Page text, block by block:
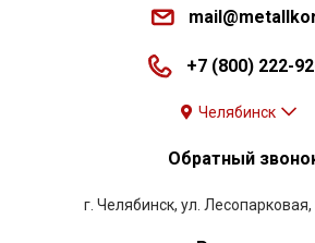
+7 (800) 222-
Челябинск
Обратный
г. Челябинск, ул.